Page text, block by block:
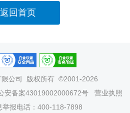
返回首页
公司
版权所有 ©2001-2026
安备案43019002000672号
营业执照
举报电话：400-118-7898